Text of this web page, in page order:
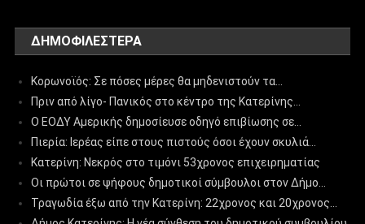
ΔΗΜΟΦΙΛΈΣΤΕΡΑ
Κορωνοϊός: Σε πόσες μέρες θα μηδενιστούν τα…
Πριν από λίγο- Πανικός στο κέντρο της Κατερίνης…
Ο ΕΟΔΥ Αμερικής δημοσίευσε οδηγό επιβίωσης σε…
Πιερία: Ιερέας είπε στους πιστούς όσοι έχουν σκυλιά…
Κατερίνη: Νεκρός στο τιμόνι 53χρονος επιχειρηματίας
Οι πρώτοι σε ψήφους δημοτικοί σύμβουλοι στον Δήμο…
Τραγωδία έξω από την Κατερίνη: 22χρονος και 20χρονος…